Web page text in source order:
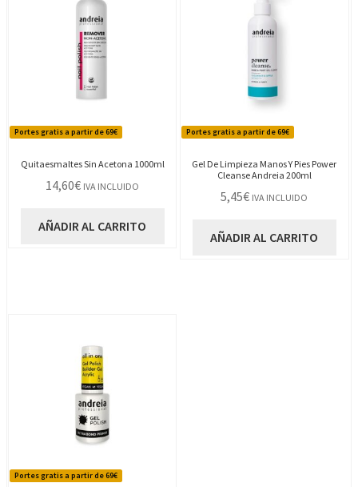
Portes gratis a partir de 69€
Quitaesmaltes Sin Acetona 1000ml
14,60€ IVA INCLUIDO
AÑADIR AL CARRITO
Portes gratis a partir de 69€
Gel De Limpieza Manos Y Pies Power
Cleanse Andreia 200ml
5,45€ IVA INCLUIDO
AÑADIR AL CARRITO
Portes gratis a partir de 69€